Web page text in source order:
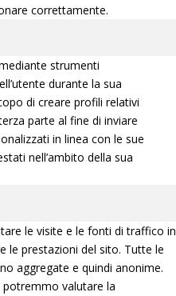
correttamente.
strumenti
durante la sua
di creare profili relativi
parte al fine di inviare
in linea con le sue
nell’ambito della sua
le visite e le fonti di traffico in
le prestazioni del sito. Tutte le
aggregate e quindi anonime.
valutare la